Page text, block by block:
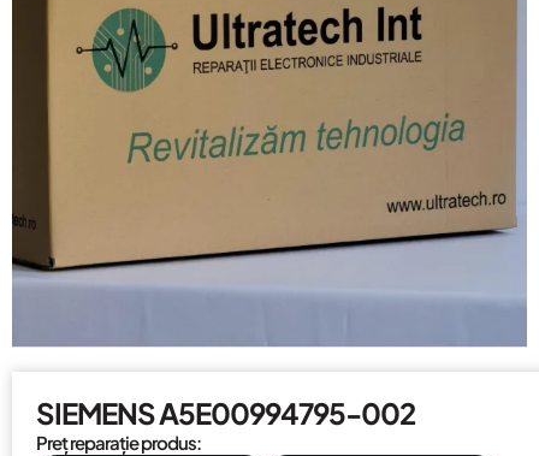
SIEMENS A5E00994795-002
Preț reparație produs: